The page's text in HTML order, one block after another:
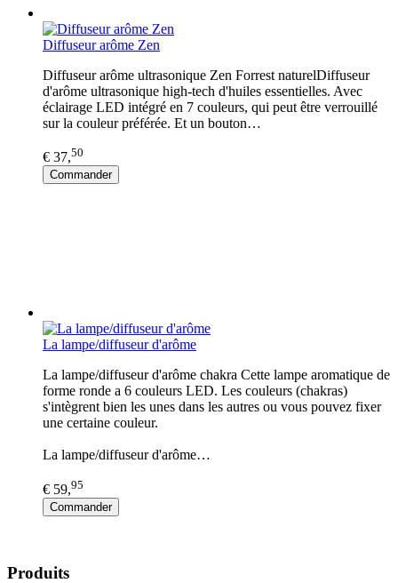
Diffuseur arôme Zen
Diffuseur arôme ultrasonique Zen Forrest naturelDiffuseur
d'arôme ultrasonique high-tech d'huiles essentielles. Avec
éclairage LED intégré en 7 couleurs, qui peut être verrouillé
sur la couleur préférée. Et un bouton…
€ 37,50
Commander
La lampe/diffuseur d'arôme
La lampe/diffuseur d'arôme chakra Cette lampe aromatique de
forme ronde a 6 couleurs LED. Les couleurs (chakras)
s'intègrent bien les unes dans les autres ou vous pouvez fixer
une certaine couleur.
La lampe/diffuseur d'arôme…
€ 59,95
Commander
Produits